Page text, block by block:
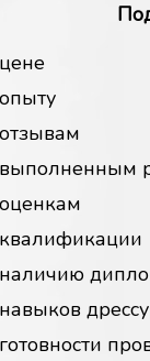
цене
опыту
отзывам
выполненным
оценкам
квалификации
наличию
навыков
готовности